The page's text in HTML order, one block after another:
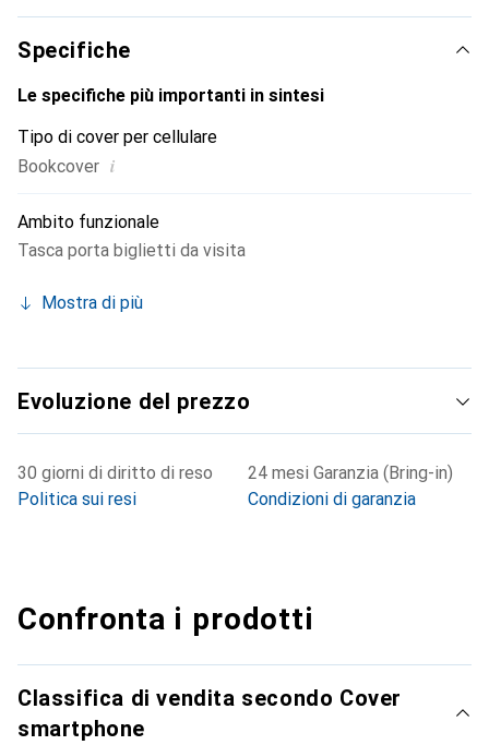
prodotti di alta qualità, il marchio Noreve è una scelta
affidabile per una clientela esigente.
Specifiche
Le specifiche più importanti in sintesi
Tipo di cover per cellulare
Bookcover i
Ambito funzionale
Tasca porta biglietti da visita
Mostra di più
Evoluzione del prezzo
30 giorni di diritto di reso
Politica sui resi
24 mesi Garanzia (Bring-in)
Condizioni di garanzia
Confronta i prodotti
Classifica di vendita secondo Cover
smartphone